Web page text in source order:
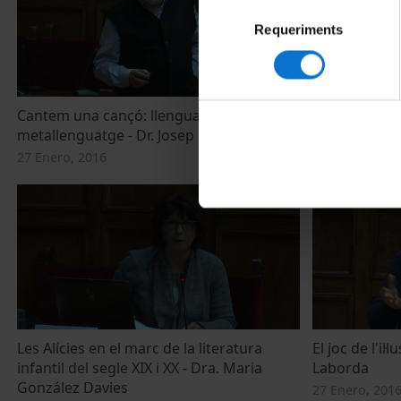
consentiment
Requeriments
Cantem una cançó: llenguatge i
metallenguatge - Dr. Josep Pla Carrera
27 Enero, 2016
Les Alícies en el marc de la literatura
infantil del segle XIX i XX - Dra. Maria
González Davies
El joc de
Laborda
27 Enero, 2016